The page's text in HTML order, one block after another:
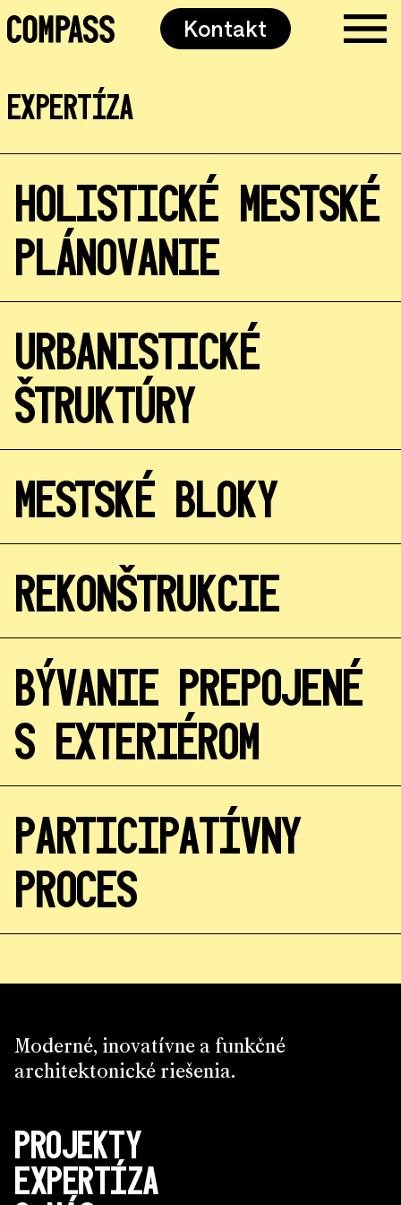
Kontakt
EXPERTÍZA
HOLISTICKÉ MESTSKÉ
PLÁNOVANIE
URBANISTICKÉ
ŠTRUKTÚRY
MESTSKÉ BLOKY
REKONŠTRUKCIE
BÝVANIE PREPOJENÉ
S EXTERIÉROM
PARTICIPATÍVNY
PROCES
Moderné, inovatívne a funkčné
architektonické riešenia.
PROJEKTY
EXPERTÍZA